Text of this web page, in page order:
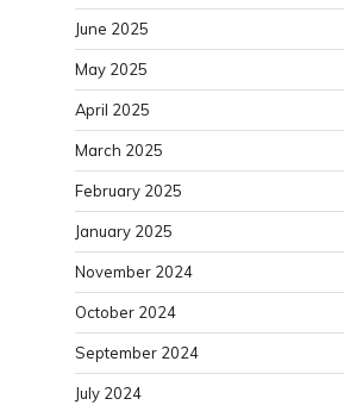
June 2025
May 2025
April 2025
March 2025
February 2025
January 2025
November 2024
October 2024
September 2024
July 2024